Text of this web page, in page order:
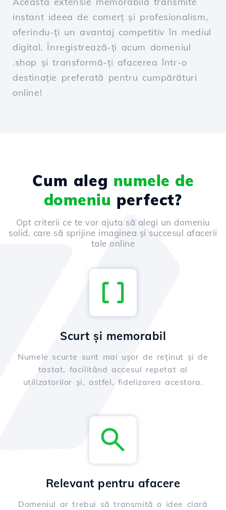
instant ideea de comerț și profesionalism,
oferindu-ți un avantaj competitiv în mediul
digital. Înregistrează-ți acum domeniul
.shop și transformă-ți afacerea într-o
destinație preferată pentru cumpărături
online!
Cum aleg numele de
domeniu perfect?
Opt criterii ce te vor ajuta să alegi un domeniu
solid, care să sprijine imaginea și succesul afacerii
tale online
Scurt și memorabil
Numele scurte sunt mai ușor de reținut și de
tastat, facilitând accesul repetat al
utilizatorilor și, astfel, fidelizarea acestora.
Relevant pentru afacere
Domeniul ar trebui să transmită o idee clară